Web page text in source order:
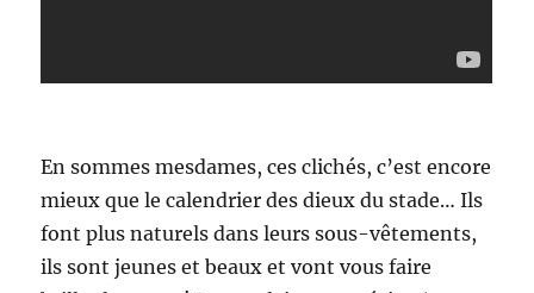
En sommes mesdames, ces clichés, c’est encore
mieux que le calendrier des dieux du stade… Ils
font plus naturels dans leurs sous-vêtements,
ils sont jeunes et beaux et vont vous faire